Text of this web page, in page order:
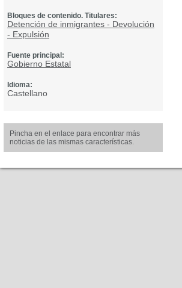
Bloques de contenido. Titulares:
Detención de inmigrantes - Devolución
- Expulsión
Fuente principal:
Gobierno Estatal
Idioma:
Castellano
Pincha en el enlace para encontrar más
noticias de las mismas características.